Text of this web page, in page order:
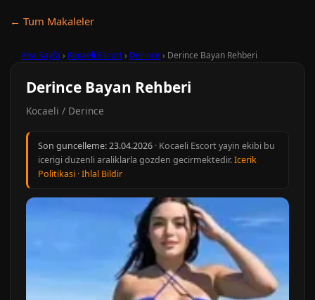
← Tum Makaleler
Ana Sayfa › Kocaeli Escort› Derince› Derince Bayan Rehberi
Derince Bayan Rehberi
Kocaeli / Derince
Son guncelleme:23.04.2026 · Kocaeli Escort yayin ekibi bu
icerigi duzenli araliklarla gozden gecirmektedir.Icerik
Politikasi ·Ihlal Bildir